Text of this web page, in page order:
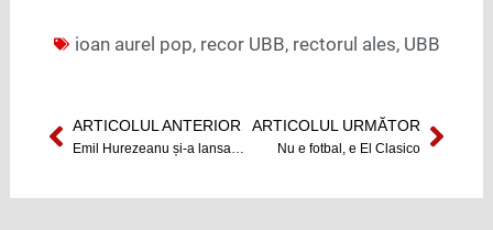
ioan aurel pop, recor UBB, rectorul ales, UBB
Prev
ARTICOLUL ANTERIOR
Emil Hurezeanu și-a lansat noua carte la UBB
ARTICOLUL URMĂTOR
Nu e fotbal, e El ClasicoNext